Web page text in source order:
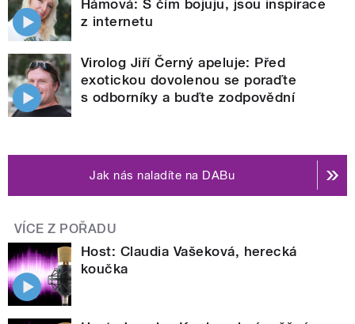
Hámová: S čím bojuju, jsou inspirace
z internetu
Virolog Jiří Černý apeluje: Před
exotickou dovolenou se poraďte
s odborníky a buďte zodpovědní
Jak nás naladíte na DABu
VÍCE Z POŘADU
Host: Claudia Vašeková, herecká
koučka